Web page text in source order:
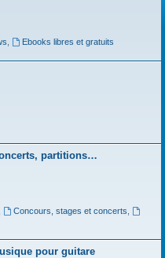
Ebooks libres et gratuits
partitions…
Concours, stages et concerts
pour guitare